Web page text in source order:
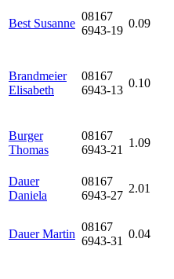
Best Susanne
08167
6943-19
0.09
Brandmeier
Elisabeth
08167
6943-13
0.10
Burger
Thomas
08167
6943-21
1.09
Dauer
Daniela
08167
6943-27
2.01
Dauer Martin
08167
6943-31
0.04